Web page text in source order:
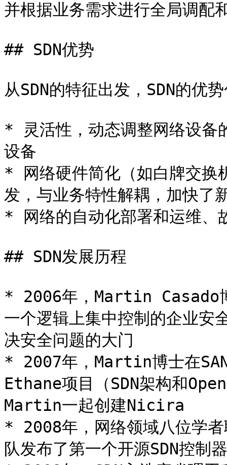
并根据业务需求进行全局调配
## SDN优势
从SDN的特征出发，SDN的优
* 灵活性，动态调整网络设备
设备
* 网络硬件简化（如白牌交换
发，与业务特性解耦，加快了
* 网络的自动化部署和运维、
## SDN发展历程
* 2006年，Martin Casado博
一个逻辑上集中控制的企业安
决安全问题的大门
* 2007年，Martin博士在
Ethane项目（SDN架构和
Martin一起创建Nicira
* 2008年，网络领域八位学
队发布了第一个开源SDN控制